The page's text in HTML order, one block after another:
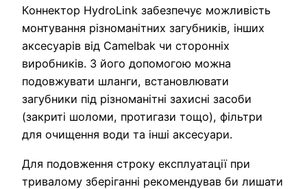
Коннектор HydroLink забезпечує можливість
монтування різноманітних загубників, інших
аксесуарів від Camelbak чи сторонніх
виробників. З його допомогою можна
подовжувати шланги, встановлювати
загубники під різноманітні захисні засоби
(закриті шоломи, протигази тощо), фільтри
для очищення води та інші аксесуари.
Для подовження строку експлуатації при
тривалому зберіганні рекомендував би лишати